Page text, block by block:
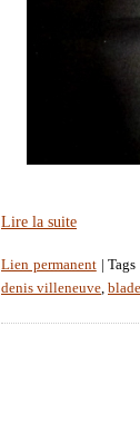
Lire la suite
Lien permanent| Tags
denis villeneuve,